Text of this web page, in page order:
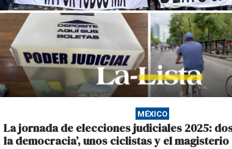
MÉXICO
La jornada de elecciones judiciales 2025:
la democracia’, unos ciclistas y el magisterio